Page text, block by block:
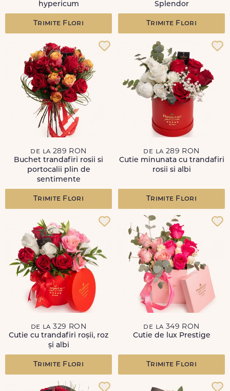
hypericum
Trimite Flori
Splendor
Trimite Flori
de la 289 RON
Buchet trandafiri rosii si
portocalii plin de
sentimente
Trimite Flori
de la 289 RON
Cutie minunata cu trandafiri
rosii si albi
Trimite Flori
de la 329 RON
Cutie cu trandafiri roșii, roz
și albi
Trimite Flori
de la 349 RON
Cutie de lux Prestige
Trimite Flori